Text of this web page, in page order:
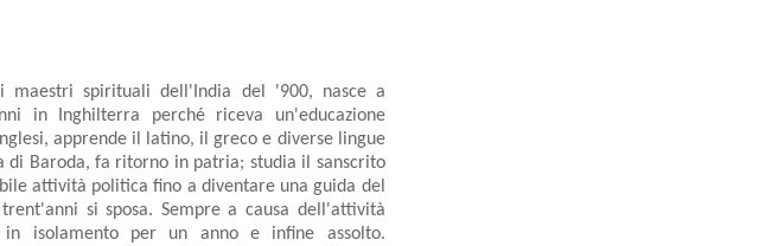
maestri spirituali dell'India del '900, nasce a
in Inghilterra perché riceva un'educazione
apprende il latino, il greco e diverse lingue
di Baroda, fa ritorno in patria; studia il sanscrito
attività politica fino a diventare una guida del
si sposa. Sempre a causa dell'attività
isolamento per un anno e infine assolto.